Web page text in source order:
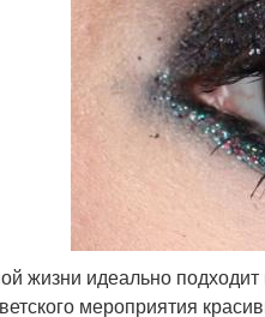
жизни идеально
мероприятия